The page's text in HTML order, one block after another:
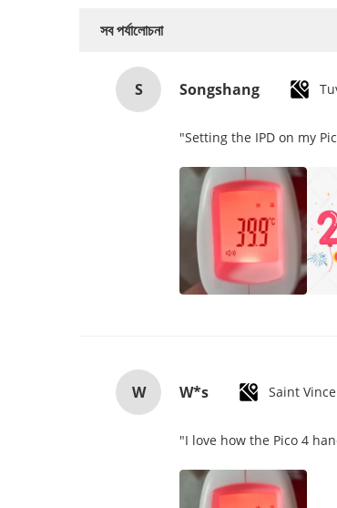
সব পর্যালোচনা
S Songshang
"Setting the IPD on my
W W*s
"I love how the Pico 4